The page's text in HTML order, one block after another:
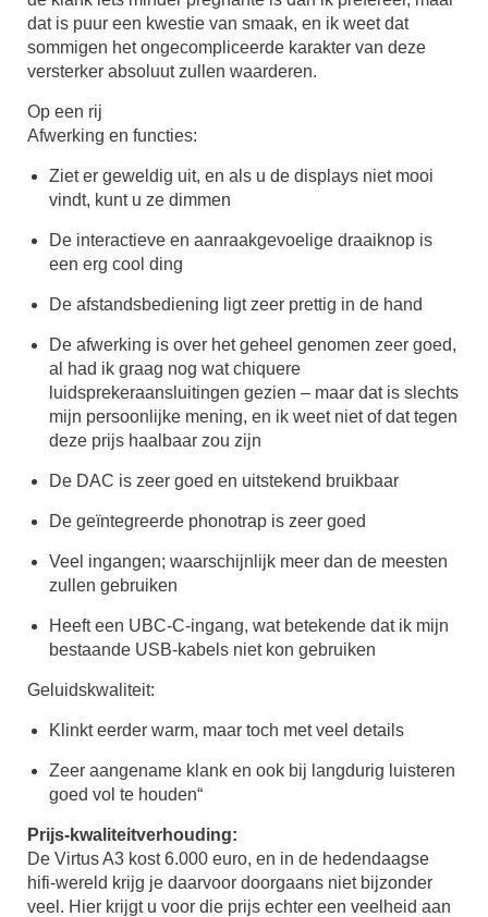
dat is puur een kwestie van smaak, en ik weet dat
sommigen het ongecompliceerde karakter van deze
versterker absoluut zullen waarderen.
Op een rij
Afwerking en functies:
Ziet er geweldig uit, en als u de displays niet mooi
vindt, kunt u ze dimmen
De interactieve en aanraakgevoelige draaiknop is
een erg cool ding
De afstandsbediening ligt zeer prettig in de hand
De afwerking is over het geheel genomen zeer goed,
al had ik graag nog wat chiquere
luidsprekeraansluitingen gezien – maar dat is slechts
mijn persoonlijke mening, en ik weet niet of dat tegen
deze prijs haalbaar zou zijn
De DAC is zeer goed en uitstekend bruikbaar
De geïntegreerde phonotrap is zeer goed
Veel ingangen; waarschijnlijk meer dan de meesten
zullen gebruiken
Heeft een UBC-C-ingang, wat betekende dat ik mijn
bestaande USB-kabels niet kon gebruiken
Geluidskwaliteit:
Klinkt eerder warm, maar toch met veel details
Zeer aangename klank en ook bij langdurig luisteren
goed vol te houden“
Prijs-kwaliteitverhouding:
De Virtus A3 kost 6.000 euro, en in de hedendaagse
hifi-wereld krijg je daarvoor doorgaans niet bijzonder
veel. Hier krijgt u voor die prijs echter een veelheid aan